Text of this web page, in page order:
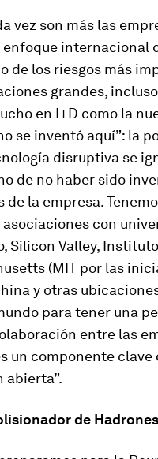
vez son más las
internacional
de los riesgos más
grandes,
en I+D como la
se inventó aquí”: la
disruptiva se
de no haber sido
de la empresa.
asociaciones con
Silicon Valley,
(MIT por las
y otras
para tener una
entre las
un componente clave
abierta”.
de